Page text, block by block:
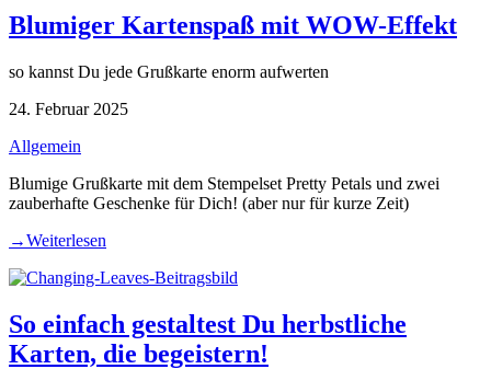
Blumiger Kartenspaß mit WOW-Effekt
so kannst Du jede Grußkarte enorm aufwerten
24. Februar 2025
Allgemein
Blumige Grußkarte mit dem Stempelset Pretty Petals und zwei
zauberhafte Geschenke für Dich! (aber nur für kurze Zeit)
→Weiterlesen
So einfach gestaltest Du herbstliche
Karten, die begeistern!